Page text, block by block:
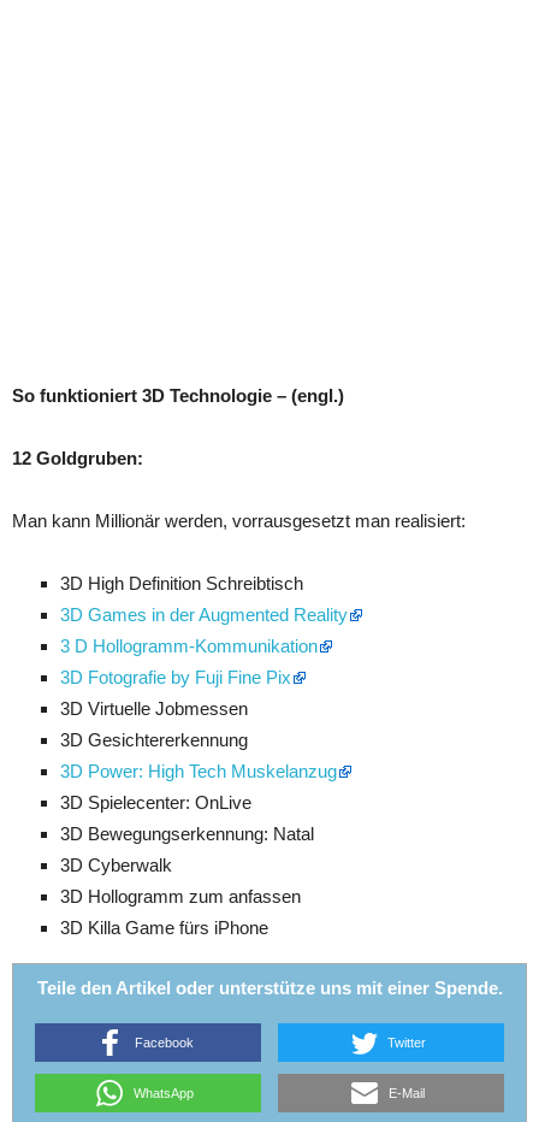
So funktioniert 3D Technologie – (engl.)
12 Goldgruben:
Man kann Millionär werden, vorrausgesetzt man realisiert:
3D High Definition Schreibtisch
3D Games in der Augmented Reality
3 D Hollogramm-Kommunikation
3D Fotografie by Fuji Fine Pix
3D Virtuelle Jobmessen
3D Gesichtererkennung
3D Power: High Tech Muskelanzug
3D Spielecenter: OnLive
3D Bewegungserkennung: Natal
3D Cyberwalk
3D Hollogramm zum anfassen
3D Killa Game fürs iPhone
Teile den Artikel oder unterstütze uns mit einer Spende.
Facebook Twitter
WhatsApp E-Mail